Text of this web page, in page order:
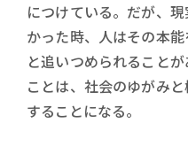
につけている。だが、
かった時、人はその本
と追いつめられること
ことは、社会のゆがみ
することになる。